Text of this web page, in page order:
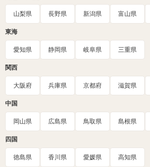
山梨県 長野県 新潟県 富山県
東海
愛知県 静岡県 岐阜県 三重県
関西
大阪府 兵庫県 京都府 滋賀県
中国
岡山県 広島県 鳥取県 島根県
四国
徳島県 香川県 愛媛県 高知県